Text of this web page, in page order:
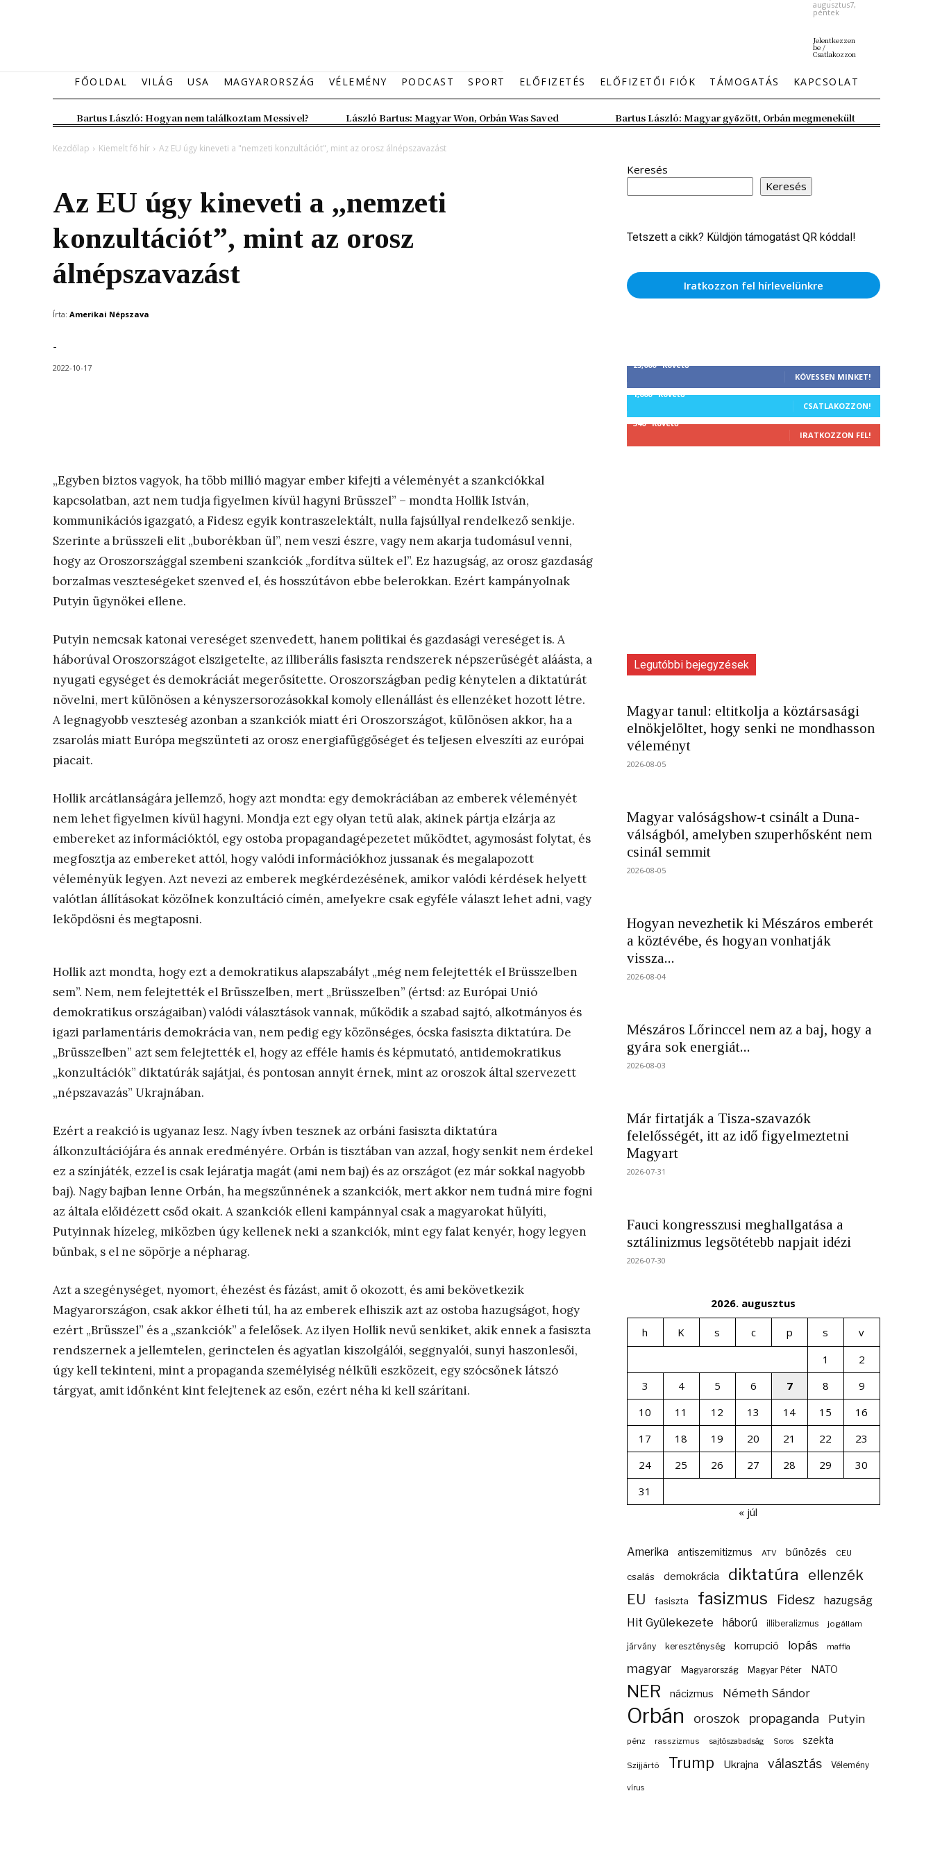
augusztus7,
péntek
Jelentkezzen
be /
Csatlakozzon
FŐOLDAL VILÁG USA MAGYARORSZÁG VÉLEMÉNY PODCAST SPORT ELŐFIZETÉS ELŐFIZETŐI FIÓK TÁMOGATÁS KAPCSOLAT
Bartus László: Hogyan nem találkoztam Messivel? László Bartus: Magyar Won, Orbán Was Saved Bartus László: Magyar győzött, Orbán megmenekült
Kezdőlap Kiemelt fő hír Az EU úgy kineveti a "nemzeti konzultációt", mint az orosz álnépszavazást
Az EU úgy kineveti a „nemzeti
konzultációt”, mint az orosz
álnépszavazást
Írta: Amerikai Népszava
-
2022-10-17
„Egyben biztos vagyok, ha több millió magyar ember kifejti a véleményét a szankciókkal
kapcsolatban, azt nem tudja figyelmen kívül hagyni Brüsszel” – mondta Hollik István,
kommunikációs igazgató, a Fidesz egyik kontraszelektált, nulla fajsúllyal rendelkező senkije.
Szerinte a brüsszeli elit „buborékban ül”, nem veszi észre, vagy nem akarja tudomásul venni,
hogy az Oroszországgal szembeni szankciók „fordítva sültek el”. Ez hazugság, az orosz gazdaság
borzalmas veszteségeket szenved el, és hosszútávon ebbe belerokkan. Ezért kampányolnak
Putyin ügynökei ellene.
Putyin nemcsak katonai vereséget szenvedett, hanem politikai és gazdasági vereséget is. A
háborúval Oroszországot elszigetelte, az illiberális fasiszta rendszerek népszerűségét aláásta, a
nyugati egységet és demokráciát megerősítette. Oroszországban pedig kénytelen a diktatúrát
növelni, mert különösen a kényszersorozásokkal komoly ellenállást és ellenzéket hozott létre.
A legnagyobb veszteség azonban a szankciók miatt éri Oroszországot, különösen akkor, ha a
zsarolás miatt Európa megszünteti az orosz energiafüggőséget és teljesen elveszíti az európai
piacait.
Hollik arcátlanságára jellemző, hogy azt mondta: egy demokráciában az emberek véleményét
nem lehet figyelmen kívül hagyni. Mondja ezt egy olyan tetü alak, akinek pártja elzárja az
embereket az információktól, egy ostoba propagandagépezetet működtet, agymosást folytat, és
megfosztja az embereket attól, hogy valódi információkhoz jussanak és megalapozott
véleményük legyen. Azt nevezi az emberek megkérdezésének, amikor valódi kérdések helyett
valótlan állításokat közölnek konzultáció címén, amelyekre csak egyféle választ lehet adni, vagy
leköpdösni és megtaposni.
Hollik azt mondta, hogy ezt a demokratikus alapszabályt „még nem felejtették el Brüsszelben
sem”. Nem, nem felejtették el Brüsszelben, mert „Brüsszelben” (értsd: az Európai Unió
demokratikus országaiban) valódi választások vannak, működik a szabad sajtó, alkotmányos és
igazi parlamentáris demokrácia van, nem pedig egy közönséges, ócska fasiszta diktatúra. De
„Brüsszelben” azt sem felejtették el, hogy az efféle hamis és képmutató, antidemokratikus
„konzultációk” diktatúrák sajátjai, és pontosan annyit érnek, mint az oroszok által szervezett
„népszavazás” Ukrajnában.
Ezért a reakció is ugyanaz lesz. Nagy ívben tesznek az orbáni fasiszta diktatúra
álkonzultációjára és annak eredményére. Orbán is tisztában van azzal, hogy senkit nem érdekel
ez a színjáték, ezzel is csak lejáratja magát (ami nem baj) és az országot (ez már sokkal nagyobb
baj). Nagy bajban lenne Orbán, ha megszűnnének a szankciók, mert akkor nem tudná mire fogni
az általa előidézett csőd okait. A szankciók elleni kampánnyal csak a magyarokat hülyíti,
Putyinnak hízeleg, miközben úgy kellenek neki a szankciók, mint egy falat kenyér, hogy legyen
bűnbak, s el ne söpörje a népharag.
Azt a szegénységet, nyomort, éhezést és fázást, amit ő okozott, és ami bekövetkezik
Magyarországon, csak akkor élheti túl, ha az emberek elhiszik azt az ostoba hazugságot, hogy
ezért „Brüsszel” és a „szankciók” a felelősek. Az ilyen Hollik nevű senkiket, akik ennek a fasiszta
rendszernek a jellemtelen, gerinctelen és agyatlan kiszolgálói, seggnyalói, sunyi haszonlesői,
úgy kell tekinteni, mint a propaganda személyiség nélküli eszközeit, egy szócsőnek látszó
tárgyat, amit időnként kint felejtenek az esőn, ezért néha ki kell szárítani.
Keresés
Keresés
Tetszett a cikk? Küldjön támogatást QR kóddal!
Iratkozzon fel hírlevelünkre
25,000 Követő
KÖVESSEN MINKET!
1,000 Követő
CSATLAKOZZON!
340 Követő
IRATKOZZON FEL!
Legutóbbi bejegyzések
Magyar tanul: eltitkolja a köztársasági
elnökjelöltet, hogy senki ne mondhasson
véleményt
2026-08-05
Magyar valóságshow-t csinált a Duna-
válságból, amelyben szuperhősként nem
csinál semmit
2026-08-05
Hogyan nevezhetik ki Mészáros emberét
a köztévébe, és hogyan vonhatják
vissza...
2026-08-04
Mészáros Lőrinccel nem az a baj, hogy a
gyára sok energiát...
2026-08-03
Már firtatják a Tisza-szavazók
felelősségét, itt az idő figyelmeztetni
Magyart
2026-07-31
Fauci kongresszusi meghallgatása a
sztálinizmus legsötétebb napjait idézi
2026-07-30
2026. augusztus
h K s c p s
v
1
2
3
4 5 6 7 8
9
10
11 12 13 14 15
16
17
18 19 20 21 22
23
24
25 26 27 28 29
30
31
« júl
Amerika antiszemitizmus ATV bűnözés CEU
csalás demokrácia diktatúra ellenzék
EU fasiszta fasizmus Fidesz hazugság
Hit Gyülekezete háború illiberalizmus jogállam
járvány kereszténység korrupció lopás maffia
magyar Magyarország Magyar Péter NATO
NER nácizmus Németh Sándor
Orbán oroszok propaganda Putyin
pénz rasszizmus sajtószabadság Soros szekta
Szijjártó Trump Ukrajna választás Vélemény
vírus